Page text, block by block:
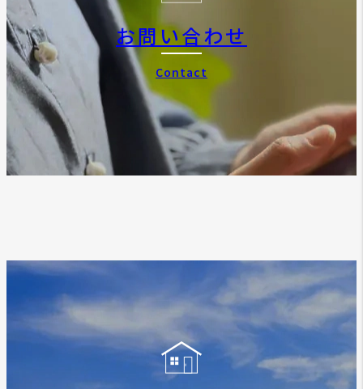
お問い合わせ
Contact